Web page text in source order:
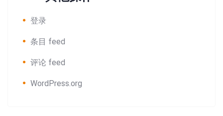
登录
条目 feed
评论 feed
WordPress.org